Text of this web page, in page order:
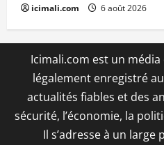
icimali.com 6 août 2026
Icimali.com est un
légalement enregistré
actualités fiables et des
sécurité, l’économie, la
Il s’adresse à un